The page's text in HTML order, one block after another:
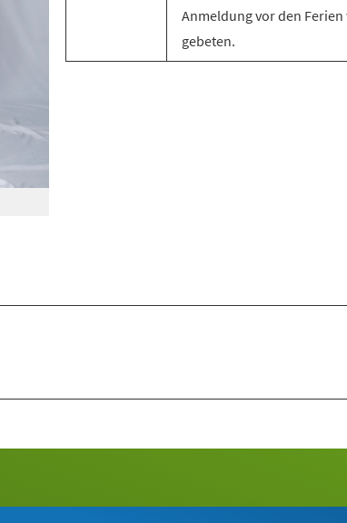
Anmeldung vor den Ferien
gebeten.